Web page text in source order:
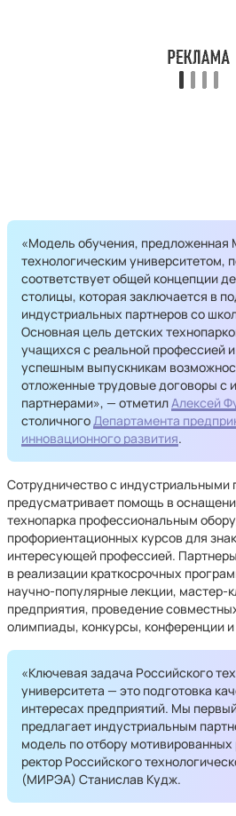
«Модель обучения,
технологическим университетом,
соответствует общей концепции
столицы, которая заключается в
индустриальных партнеров со
Основная цель детских
учащихся с реальной профессией
успешным выпускникам
отложенные трудовые договоры с
партнерами», — отметилАлексей
столичногоДепартамента
инновационного развития.
Сотрудничество с индустриальными
предусматривает помощь в
технопарка профессиональным
профориентационных курсов для
интересующей профессией.
в реализации краткосрочных
научно-популярные лекции, мастер-
предприятия, проведение
олимпиады, конкурсы, конференции
«Ключевая задача Российского
университета — это подготовка
интересах предприятий. Мы
предлагает индустриальным
модель по отбору
ректор Российского
(МИРЭА) Станислав Кудж.